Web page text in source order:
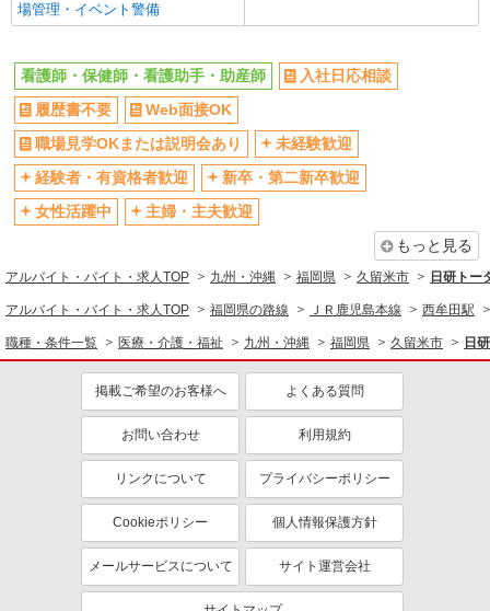
場管理・イベント警備
看護師・保健師・看護助手・助産師
入社日応相談
履歴書不要
Web面接OK
職場見学OKまたは説明会あり
未経験歓迎
経験者・有資格者歓迎
新卒・第二新卒歓迎
女性活躍中
主婦・主夫歓迎
もっと見る
アルバイト・バイト・求人TOP 九州・沖縄 福岡県 久留米市 日研トー
アルバイト・バイト・求人TOP 福岡県の路線 ＪＲ鹿児島本線 西牟田駅
職種・条件一覧 医療・介護・福祉 九州・沖縄 福岡県 久留米市 日
掲載ご希望のお客様へ よくある質問
お問い合わせ 利用規約
リンクについて プライバシーポリシー
Cookieポリシー 個人情報保護方針
メールサービスについて サイト運営会社